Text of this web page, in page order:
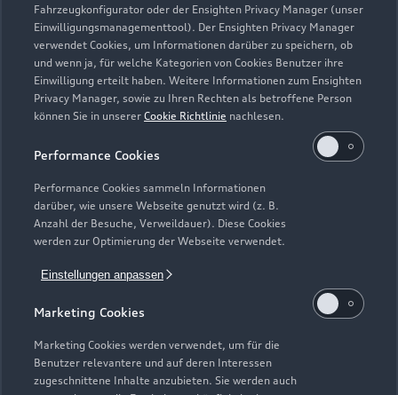
Fahrzeugkonfigurator oder der Ensighten Privacy Manager (unser
Einwilligungsmanagementtool). Der Ensighten Privacy Manager
verwendet Cookies, um Informationen darüber zu speichern, ob
und wenn ja, für welche Kategorien von Cookies Benutzer ihre
Einwilligung erteilt haben. Weitere Informationen zum Ensighten
Privacy Manager, sowie zu Ihren Rechten als betroffene Person
können Sie in unserer Cookie Richtlinie nachlesen.
Performance Cookies
Performance Cookies sammeln Informationen
darüber, wie unsere Webseite genutzt wird (z. B.
Anzahl der Besuche, Verweildauer). Diese Cookies
werden zur Optimierung der Webseite verwendet.
Einstellungen anpassen
Marketing Cookies
Marketing Cookies werden verwendet, um für die
Benutzer relevantere und auf deren Interessen
zugeschnittene Inhalte anzubieten. Sie werden auch
Zurück nach oben
Modelle
Elektromodelle
Plug-in-Hybride
Neuwagensuche
Gebrauchtwagensuche
Geschäftskunden
Service & Zubehör
Saisonale Angebote
Audi Services
Garantie
Audi digital services
myAudi
Support
Audi Code
Über Audi
Unternehmen
Karriere